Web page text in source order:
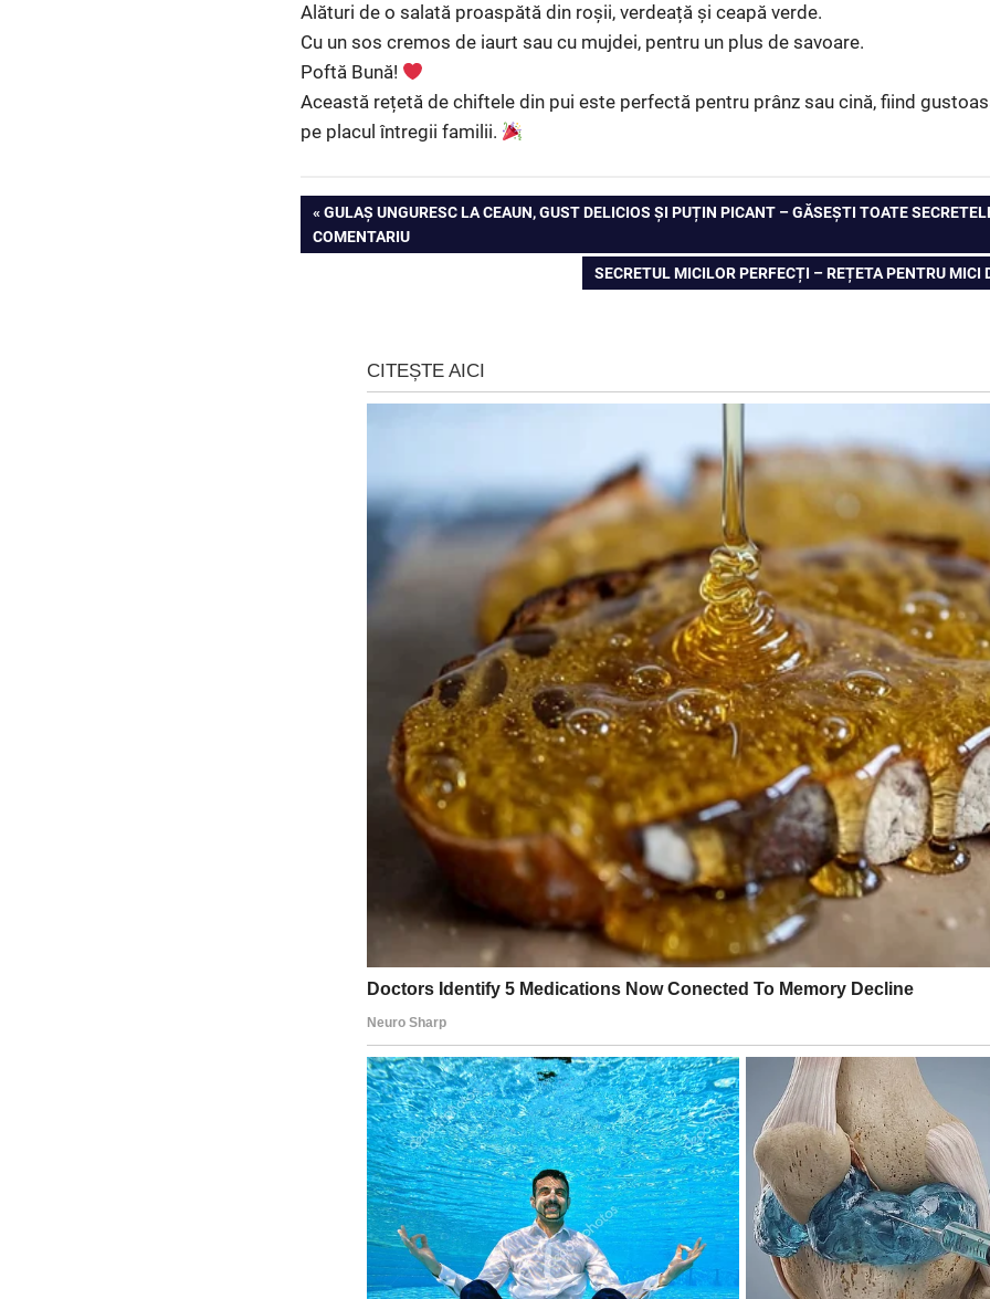
Alături de o salată proaspătă din roșii, verdeață și ceapă verde.
Cu un sos cremos de iaurt sau cu mujdei, pentru un plus de savoare.
Poftă Bună!
Această rețetă de chiftele din pui este perfectă pentru prânz sau cină, fiind
pe placul întregii familii.
Navigare
în
PREVIOUS
POST:
GULAȘ UNGURESC LA CEAUN, GUST DELICIOS ȘI PUȚIN PICANT – GĂSEȘTI TOATE
COMENTARIU
NEXT
SECRETUL MICILOR PERFECȚI – REȚETA PENTRU MICI